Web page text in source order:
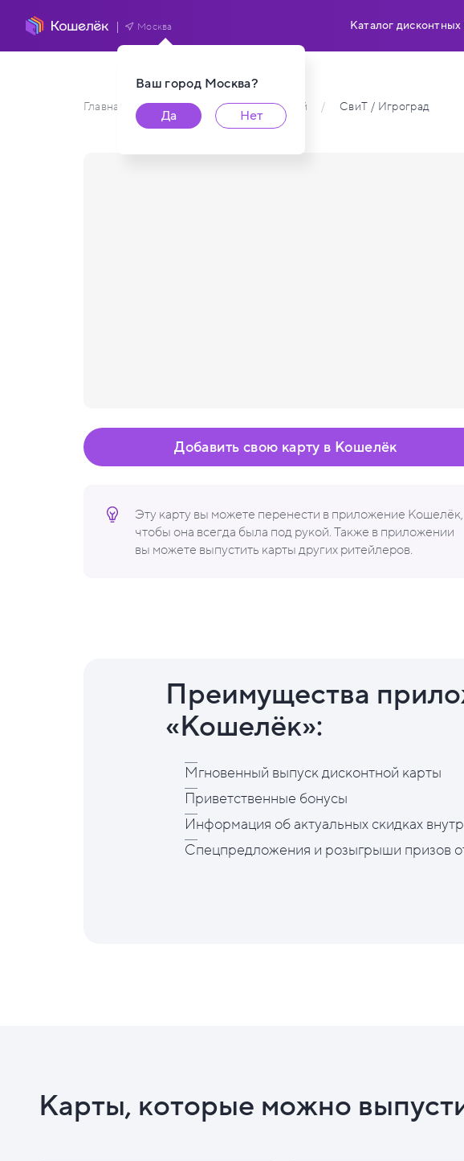
Ваш город Москва?
Да
Нет
Москва Каталог дисконтных
Главная / Каталог карт пользователей / СвиТ / Игроград
Эту карту вы можете перенести в приложение Кошелёк,
чтобы она всегда была под рукой. Также в приложении
вы можете выпустить карты других ритейлеров.
Добавить свою карту в Кошелёк
Преимущества
«Кошелёк»:
Мгновенный выпуск дисконтной карты
Приветственные бонусы
Информация об актуальных скидках
Спецпредложения и розыгрыши призов
Карты, которые можно